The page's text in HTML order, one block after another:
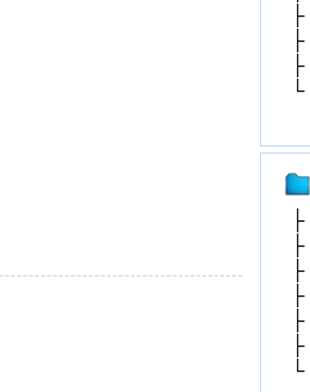
├
├
├
└
├
├
├
├
├
├
└